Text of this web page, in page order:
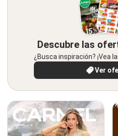
Descubre las
¿Busca inspiración? ¡Vea
Ver